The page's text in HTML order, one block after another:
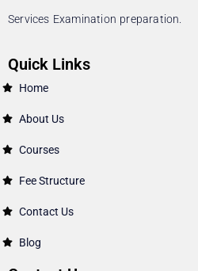
Services Examination preparation.
Quick Links
Home
About Us
Courses
Fee Structure
Contact Us
Blog